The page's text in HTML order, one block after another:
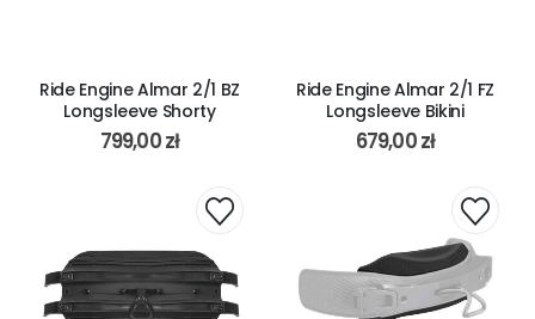
Ride Engine Almar 2/1 BZ
Longsleeve Shorty
799,00zł
Ride Engine Almar 2/1 FZ
Longsleeve Bikini
679,00zł